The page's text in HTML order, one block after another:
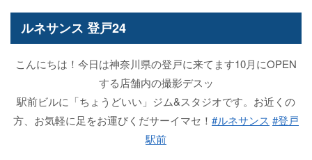
ルネサンス 登戸24
こんにちは！今日は神奈川県の登戸に来てます10月にOPEN
する店舗内の撮影デスッ
駅前ビルに「ちょうどいい」ジム&スタジオです。お近くの
方、お気軽に足をお運びくだサーイマセ！ #ルネサンス #登戸
駅前